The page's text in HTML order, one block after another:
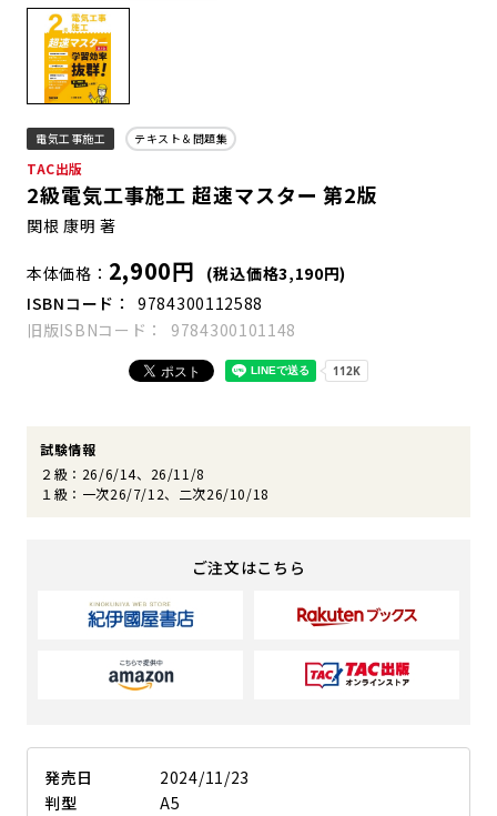
電気工事施工 テキスト＆問題集
TAC出版
2級電気工事施工 超速マスター 第2版
関根 康明 著
本体価格 2,900円
(税込価格3,190円)
ISBNコード
9784300112588
旧版ISBNコード
9784300101148
試験情報
２級：26/6/14、26/11/8
１級：一次26/7/12、二次26/10/18
ご注文はこちら
発売日
2024/11/23
判型
A5